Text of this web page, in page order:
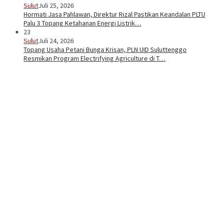
SulutJuli 25, 2026
Hormati Jasa Pahlawan, Direktur Rizal Pastikan Keandalan PLTU
Palu 3 Topang Ketahanan Energi Listrik…
23
SulutJuli 24, 2026
Topang Usaha Petani Bunga Krisan, PLN UID Suluttenggo
Resmikan Program Electrifying Agriculture di T…